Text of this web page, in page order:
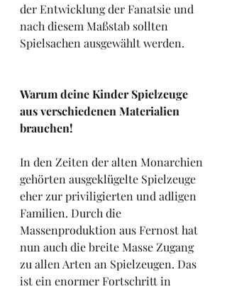
der Entwicklung der Fanatsie und
nach diesem Maßstab sollten
Spielsachen ausgewählt werden.
Warum deine Kinder Spielzeuge
aus verschiedenen Materialien
brauchen!
In den Zeiten der alten Monarchien
gehörten ausgeklügelte Spielzeuge
eher zur priviligierten und adligen
Familien. Durch die
Massenproduktion aus Fernost hat
nun auch die breite Masse Zugang
zu allen Arten an Spielzeugen. Das
ist ein enormer Fortschritt in